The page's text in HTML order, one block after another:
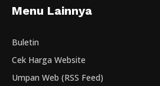
Menu Lainnya
Buletin
Cek Harga Website
Umpan Web (RSS Feed)